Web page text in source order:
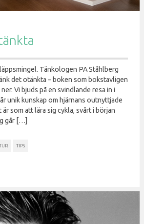
Tänkologen PA Ståhlberg
det otänkta – boken som bokstavligen
Vi bjuds på en svindlande resa in i
unik kunskap om hjärnans outnyttjade
som att lära sig cykla, svårt i början
går […]
TIPS